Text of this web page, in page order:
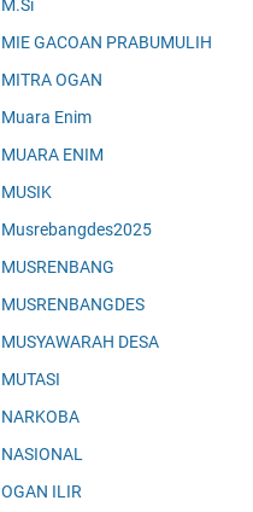
M.Si
MIE GACOAN PRABUMULIH
MITRA OGAN
Muara Enim
MUARA ENIM
MUSIK
Musrebangdes2025
MUSRENBANG
MUSRENBANGDES
MUSYAWARAH DESA
MUTASI
NARKOBA
NASIONAL
OGAN ILIR